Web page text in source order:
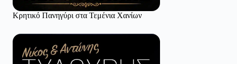
Κρητικό Πανηγύρι στα Τεμένια Χανίων